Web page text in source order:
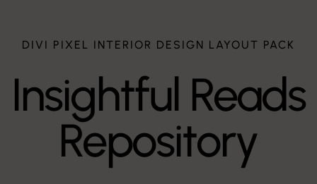
DIVI PIXEL INTERIOR DESIGN LAYOUT PACK
Insightful Reads
Repository